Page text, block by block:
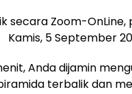
Zoom-OnLine,
Kamis, 5 September
Anda dijamin
terbalik dan